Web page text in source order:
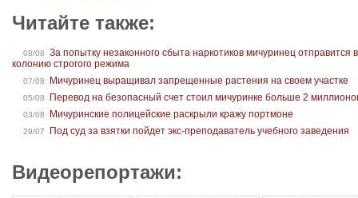
Читайте также:
08/08
За попытку незаконного сбыта наркотиков мичуринец отправится в
колонию строгого режима
07/08 Мичуринец выращивал запрещенные растения на своем участке
05/08 Перевод на безопасный счет стоил мичуринке больше 2
03/08 Мичуринские полицейские раскрыли кражу портмоне
29/07 Под суд за взятки пойдет экс-преподаватель учебного заведения
Видеорепортажи: